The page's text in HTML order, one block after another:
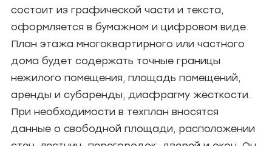
состоит из графической части и текста,
оформляется в бумажном и цифровом виде.
План этажа многоквартирного или частного
дома будет содержать точные границы
нежилого помещения, площадь помещений,
аренды и субаренды, диафрагму жесткости.
При необходимости в техплан вносятся
данные о свободной площади, расположении